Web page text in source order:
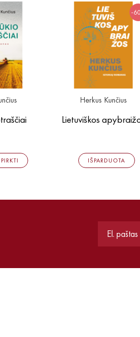
PIRKTI
-
Herkus Kunčius
Lietuviškos
IŠPARDUOTA